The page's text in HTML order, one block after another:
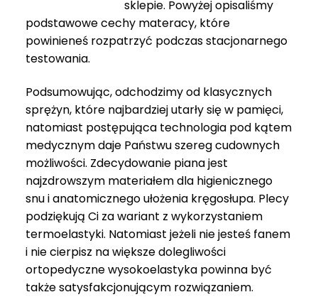
1
999 zł
do
sklepie. Powyżej opisaliśmy
podstawowe cechy materacy, które
powinieneś rozpatrzyć podczas stacjonarnego
testowania.
Podsumowując, odchodzimy od klasycznych
sprężyn, które najbardziej utarły się w pamięci,
natomiast postępująca technologia pod kątem
medycznym daje Państwu szereg cudownych
możliwości. Zdecydowanie piana jest
najzdrowszym materiałem dla higienicznego
snu i anatomicznego ułożenia kręgosłupa. Plecy
podziękują Ci za wariant z wykorzystaniem
termoelastyki. Natomiast jeżeli nie jesteś fanem
i nie cierpisz na większe dolegliwości
ortopedyczne wysokoelastyka powinna być
także satysfakcjonującym rozwiązaniem.